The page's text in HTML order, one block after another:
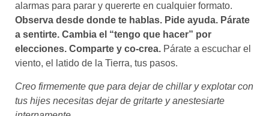
alarmas para parar y quererte en cualquier formato.
Observa desde donde te hablas. Pide ayuda. Párate
a sentirte. Cambia el “tengo que hacer” por
elecciones. Comparte y co-crea. Párate a escuchar el
viento, el latido de la Tierra, tus pasos.
Creo firmemente que para dejar de chillar y explotar con
tus hijes necesitas dejar de gritarte y anestesiarte